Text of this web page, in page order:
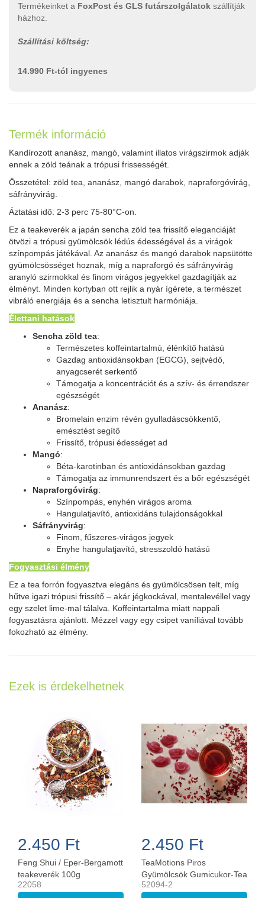
Termékeinket a FoxPost és GLS futárszolgálatok szállítják
házhoz.
Szállítási költség:
14.990 Ft-tól ingyenes
Termék információ
Kandírozott ananász, mangó, valamint illatos virágszirmok adják
ennek a zöld teának a trópusi frissességét.
Összetétel: zöld tea, ananász, mangó darabok, napraforgóvirág,
sáfrányvirág.
Áztatási idő: 2-3 perc 75-80°C-on.
Ez a teakeverék a japán sencha zöld tea frissítő eleganciáját
ötvözi a trópusi gyümölcsök lédús édességével és a virágok
színpompás játékával. Az ananász és mangó darabok napsütötte
gyümölcsösséget hoznak, míg a napraforgó és sáfrányvirág
aranyló szirmokkal és finom virágos jegyekkel gazdagítják az
élményt. Minden kortyban ott rejlik a nyár ígérete, a természet
vibráló energiája és a sencha letisztult harmóniája.
Élettani hatások
Sencha zöld tea:
Természetes koffeintartalmú, élénkítő hatású
Gazdag antioxidánsokban (EGCG), sejtvédő,
anyagcserét serkentő
Támogatja a koncentrációt és a szív- és érrendszer
egészségét
Ananász:
Bromelain enzim révén gyulladáscsökkentő,
emésztést segítő
Frissítő, trópusi édességet ad
Mangó:
Béta-karotinban és antioxidánsokban gazdag
Támogatja az immunrendszert és a bőr egészségét
Napraforgóvirág:
Színpompás, enyhén virágos aroma
Hangulatjavító, antioxidáns tulajdonságokkal
Sáfrányvirág:
Finom, fűszeres-virágos jegyek
Enyhe hangulatjavító, stresszoldó hatású
Fogyasztási élmény
Ez a tea forrón fogyasztva elegáns és gyümölcsösen telt, míg
hűtve igazi trópusi frissítő – akár jégkockával, mentalevéllel vagy
egy szelet lime-mal tálalva. Koffeintartalma miatt nappali
fogyasztásra ajánlott. Mézzel vagy egy csipet vaníliával tovább
fokozható az élmény.
Ezek is érdekelhetnek
2.450 Ft
Feng Shui / Eper-Bergamott
teakeverék 100g
22058
2.450 Ft
TeaMotions Piros
Gyümölcsök Gumicukor-Tea
52094-2